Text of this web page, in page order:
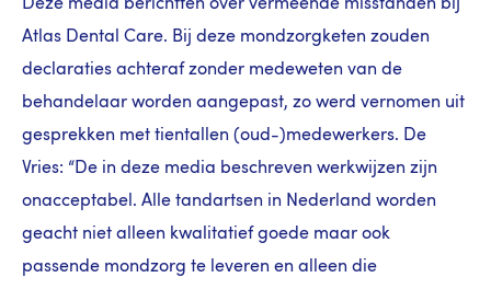
Deze media berichtten over vermeende misstanden bij
Atlas Dental Care. Bij deze mondzorgketen zouden
declaraties achteraf zonder medeweten van de
behandelaar worden aangepast, zo werd vernomen uit
gesprekken met tientallen (oud-)medewerkers. De
Vries: “De in deze media beschreven werkwijzen zijn
onacceptabel. Alle tandartsen in Nederland worden
geacht niet alleen kwalitatief goede maar ook
passende mondzorg te leveren en alleen die